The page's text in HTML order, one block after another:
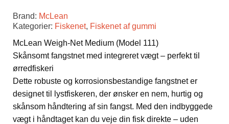
Brand: McLean
Kategorier: Fiskenet, Fiskenet af gummi
McLean Weigh-Net Medium (Model 111)
Skånsomt fangstnet med integreret vægt – perfekt til
ørredfiskeri
Dette robuste og korrosionsbestandige fangstnet er
designet til lystfiskeren, der ønsker en nem, hurtig og
skånsom håndtering af sin fangst. Med den indbyggede
vægt i håndtaget kan du veje din fisk direkte – uden